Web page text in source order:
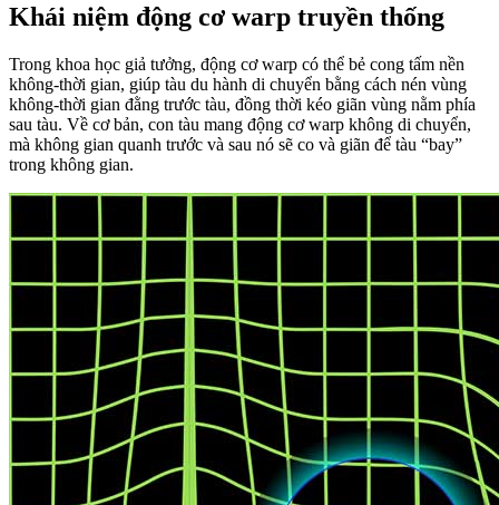
Khái niệm động cơ warp truyền thống
Trong khoa học giả tưởng, động cơ warp có thể bẻ cong tấm nền
không-thời gian, giúp tàu du hành di chuyển bằng cách nén vùng
không-thời gian đằng trước tàu, đồng thời kéo giãn vùng nằm phía
sau tàu. Về cơ bản, con tàu mang động cơ warp không di chuyển,
mà không gian quanh trước và sau nó sẽ co và giãn để tàu “bay”
trong không gian.